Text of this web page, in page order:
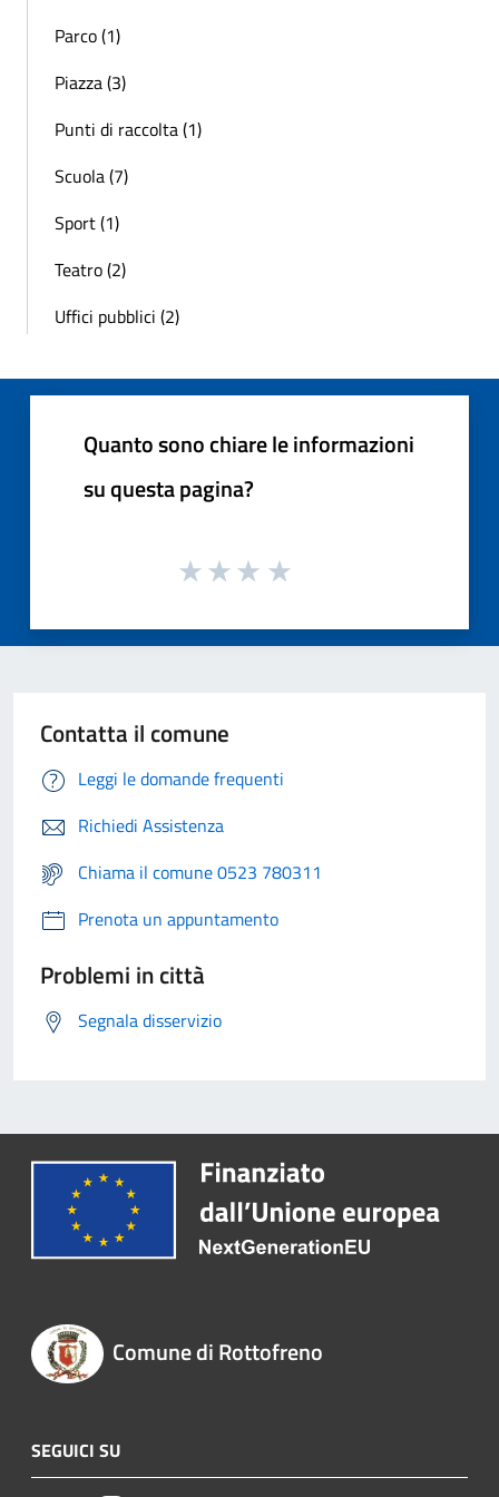
Parco (1)
Piazza (3)
Punti di raccolta (1)
Scuola (7)
Sport (1)
Teatro (2)
Uffici pubblici (2)
Quanto sono chiare le informazioni
su questa pagina?
Contatta il comune
Leggi le domande frequenti
Richiedi Assistenza
Chiama il comune 0523 780311
Prenota un appuntamento
Problemi in città
Segnala disservizio
Comune di Rottofreno
SEGUICI SU